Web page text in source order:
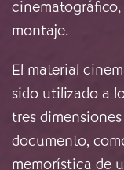
montaje.
El material
sido utilizado a
tres
documento,
memorística de